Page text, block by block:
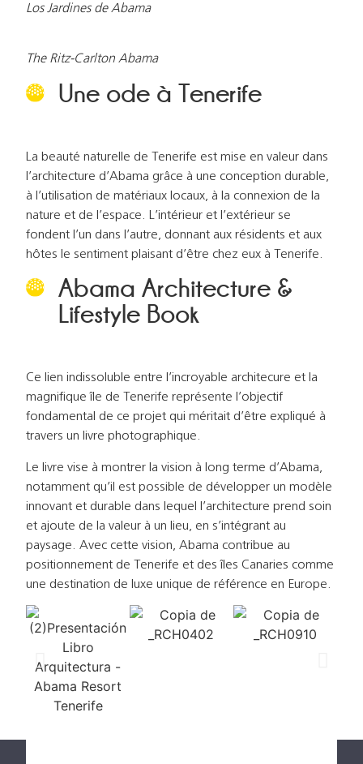
Los Jardines de Abama
The Ritz-Carlton Abama
Une ode à Tenerife
La beauté naturelle de Tenerife est mise en valeur dans
l’architecture d’Abama grâce à une conception durable,
à l’utilisation de matériaux locaux, à la connexion de la
nature et de l’espace. L’intérieur et l’extérieur se
fondent l’un dans l’autre, donnant aux résidents et aux
hôtes le sentiment plaisant d’être chez eux à Tenerife.
Abama Architecture &
Lifestyle Book
Ce lien indissoluble entre l’incroyable architecure et la
magnifique île de Tenerife représente l’objectif
fondamental de ce projet qui méritait d’être expliqué à
travers un livre photographique.
Le livre vise à montrer la vision à long terme d’Abama,
notamment qu’il est possible de développer un modèle
innovant et durable dans lequel l’architecture prend soin
et ajoute de la valeur à un lieu, en s’intégrant au
paysage. Avec cette vision, Abama contribue au
positionnement de Tenerife et des îles Canaries comme
une destination de luxe unique de référence en Europe.